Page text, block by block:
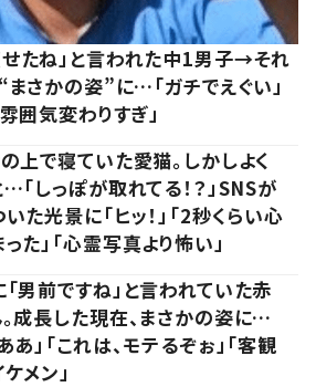
たね」と言われた中1男子→それ
さかの姿”に…「ガチでえぐい」
囲気変わりすぎ」
上で寝ていた愛猫。しかしよく
「しっぽが取れてる！？」SNSが
た光景に「ヒッ！」「2秒くらい心
た」「心霊写真より怖い」
男前ですね」と言われていた赤
成長した現在、まさかの姿に…
あ」「これは、モテるぞぉ」「客観
メン」